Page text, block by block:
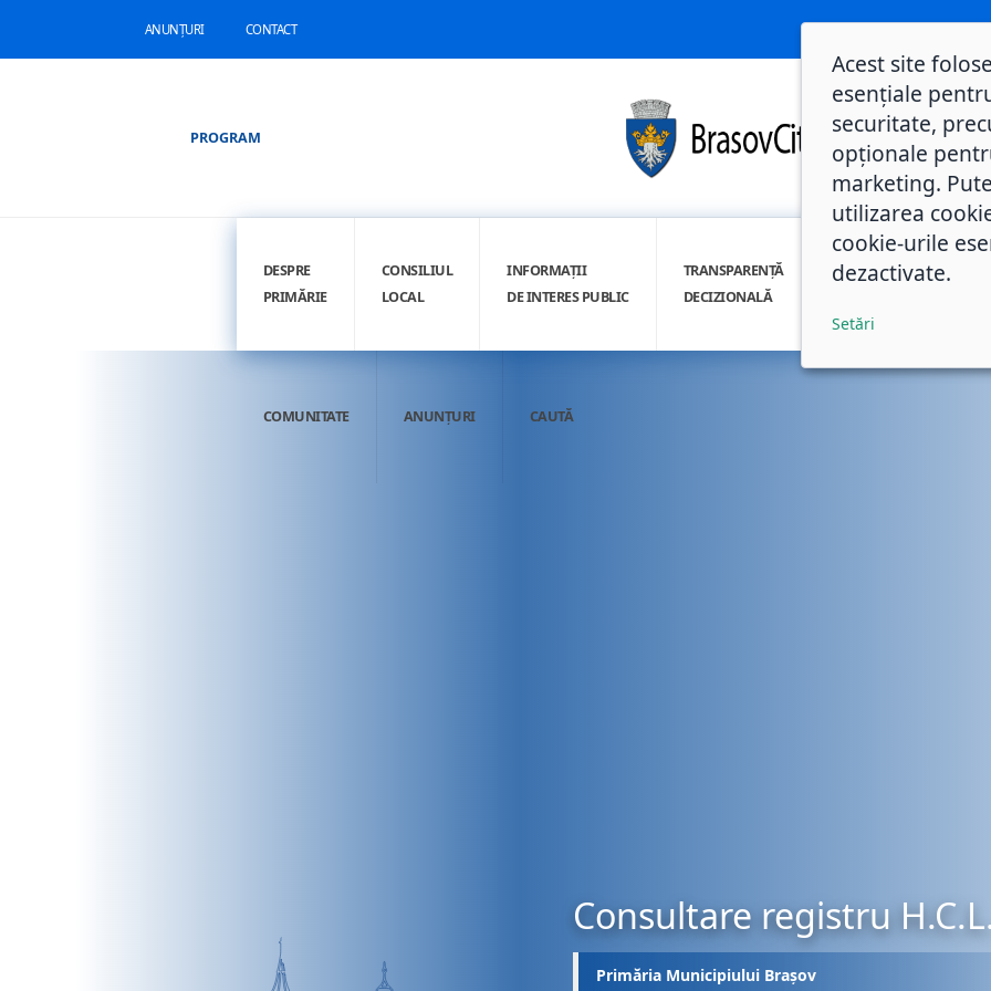
ANUNȚURI CONTACT
PROGRAM
DESPRE
PRIMĂRIE
CONSILIUL
LOCAL
INFORMAȚII
DE INTERES PUBLIC
TRANSPARENȚĂ
DECIZIONALĂ
INTEGRITATE
COMUNITATE ANUNȚURI CAUTĂ
Consultare registru
Primăria Municipiului Brașov
Acest site
esențiale
securitate,
opționale
marketing.
utilizarea
cookie-urile
dezactivate.
Setări